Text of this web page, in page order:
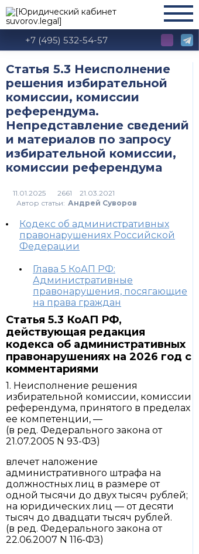
+7 (495) 532-54-57
Статья 5.3 Неисполнение
решения избирательной
комиссии, комиссии
референдума.
Непредставление сведений
и материалов по запросу
избирательной комиссии,
комиссии референдума
2661
Автор статьи: Андрей Суворов
Кодекс об административных
правонарушениях Российской
Федерации
Глава 5 КоАП РФ:
Административные
правонарушения, посягающие
на права граждан
Статья 5.3 КоАП РФ,
действующая редакция
кодекса об административных
правонарушениях на 2026 год с
комментариями
1. Неисполнение решения
избирательной комиссии, комиссии
референдума, принятого в пределах
ее компетенции, —
(в ред. Федерального закона от
21.07.2005 N 93-ФЗ)
влечет наложение
административного штрафа на
должностных лиц в размере от
одной тысячи до двух тысяч рублей;
на юридических лиц — от десяти
тысяч до двадцати тысяч рублей.
(в ред. Федерального закона от
22.06.2007 N 116-ФЗ)